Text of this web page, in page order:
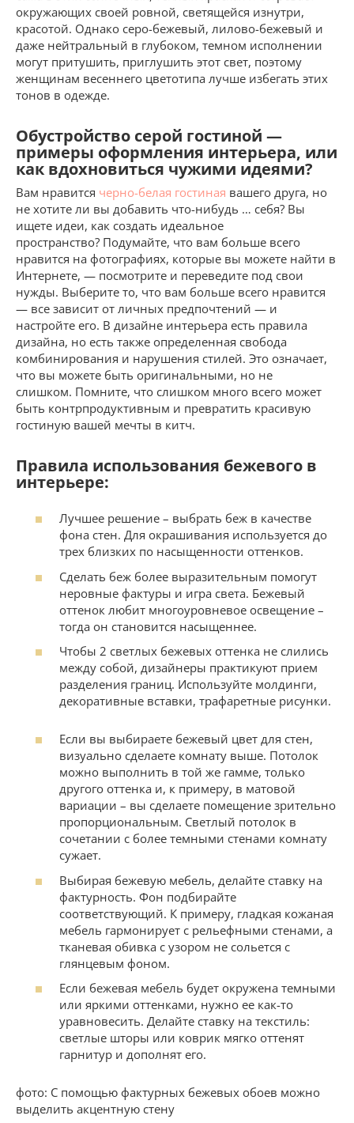
окружающих своей ровной, светящейся изнутри,
красотой. Однако серо-бежевый, лилово-бежевый и
даже нейтральный в глубоком, темном исполнении
могут притушить, приглушить этот свет, поэтому
женщинам весеннего цветотипа лучше избегать этих
тонов в одежде.
Обустройство серой гостиной —
примеры оформления интерьера, или
как вдохновиться чужими идеями?
Вам нравится черно-белая гостиная вашего друга, но
не хотите ли вы добавить что-нибудь … себя? Вы
ищете идеи, как создать идеальное
пространство? Подумайте, что вам больше всего
нравится на фотографиях, которые вы можете найти в
Интернете, — посмотрите и переведите под свои
нужды. Выберите то, что вам больше всего нравится
— все зависит от личных предпочтений — и
настройте его. В дизайне интерьера есть правила
дизайна, но есть также определенная свобода
комбинирования и нарушения стилей. Это означает,
что вы можете быть оригинальными, но не
слишком. Помните, что слишком много всего может
быть контрпродуктивным и превратить красивую
гостиную вашей мечты в китч.
Правила использования бежевого в
интерьере:
Лучшее решение – выбрать беж в качестве
фона стен. Для окрашивания используется до
трех близких по насыщенности оттенков.
Сделать беж более выразительным помогут
неровные фактуры и игра света. Бежевый
оттенок любит многоуровневое освещение –
тогда он становится насыщеннее.
Чтобы 2 светлых бежевых оттенка не слились
между собой, дизайнеры практикуют прием
разделения границ. Используйте молдинги,
декоративные вставки, трафаретные рисунки.
Если вы выбираете бежевый цвет для стен,
визуально сделаете комнату выше. Потолок
можно выполнить в той же гамме, только
другого оттенка и, к примеру, в матовой
вариации – вы сделаете помещение зрительно
пропорциональным. Светлый потолок в
сочетании с более темными стенами комнату
сужает.
Выбирая бежевую мебель, делайте ставку на
фактурность. Фон подбирайте
соответствующий. К примеру, гладкая кожаная
мебель гармонирует с рельефными стенами, а
тканевая обивка с узором не сольется с
глянцевым фоном.
Если бежевая мебель будет окружена темными
или яркими оттенками, нужно ее как-то
уравновесить. Делайте ставку на текстиль:
светлые шторы или коврик мягко оттенят
гарнитур и дополнят его.
фото: С помощью фактурных бежевых обоев можно
выделить акцентную стену